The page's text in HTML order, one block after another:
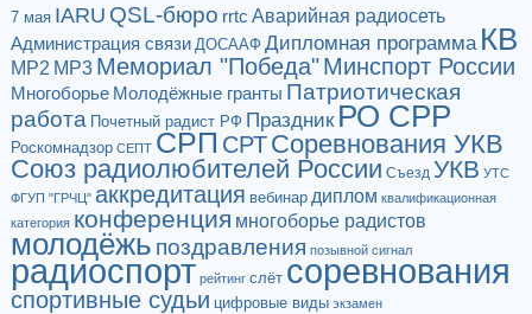
7 мая IARU QSL-бюро rrtc Аварийная радиосеть
Администрация связи ДОСААФ Дипломная программа КВ
МР2 МР3 Мемориал "Победа"Минспорт России
Многоборье Молодёжные гранты Патриотическая
работа Почетный радист РФ Праздник РО СРР
Роскомнадзор СЕПТ СРП СРТСоревнования УКВ
Союз радиолюбителей России Съезд УКВ УТС
ФГУП "ГРЧЦ" аккредитация вебинар диплом квалификационная
категория конференция многоборье радистов
молодёжь поздравления позывной сигнал
радиоспорт рейтинг слёт соревнования
спортивные судьи цифровые виды экзамен